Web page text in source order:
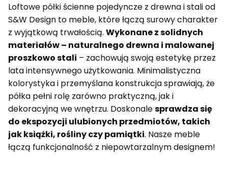
Loftowe półki ścienne pojedyncze z drewna i stali od
S&W Design to meble, które łączą surowy charakter
z wyjątkową trwałością. Wykonane z solidnych
materiałów – naturalnego drewna i malowanej
proszkowo stali – zachowują swoją estetykę przez
lata intensywnego użytkowania. Minimalistyczna
kolorystyka i przemyślana konstrukcja sprawiają, że
półka pełni rolę zarówno praktyczną, jak i
dekoracyjną we wnętrzu. Doskonalesprawdza się
do ekspozycji ulubionych przedmiotów, takich
jak książki, rośliny czy pamiątki. Nasze meble
łączą funkcjonalność z niepowtarzalnym designem!